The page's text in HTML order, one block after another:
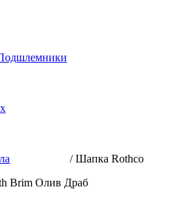
/Шапка Rothco
Brim Олив Драб